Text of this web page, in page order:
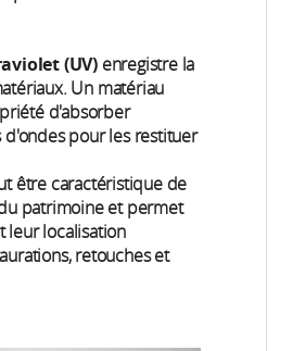
(UV) enregistre la
Un matériau
d'absorber
d'ondes pour les restituer
être caractéristique de
patrimoine et permet
leur localisation
retouches et